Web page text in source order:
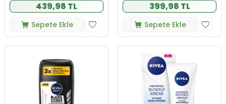
439,98 TL
Sepete Ekle
399,98 TL
Sepete Ekle